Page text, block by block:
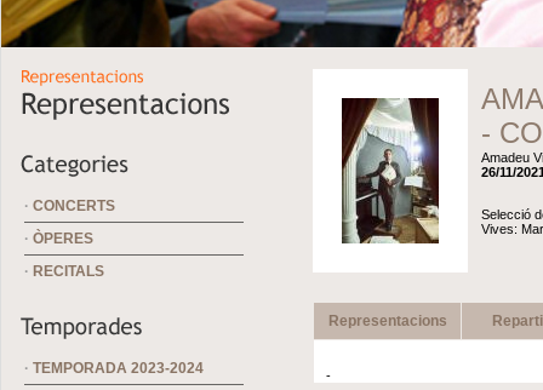
· CONCERTS
· ÒPERES
· RECITALS
· TEMPORADA 2023-2024
-
Amadeu
26/11/
Selecció
Vives:
Representacions
-